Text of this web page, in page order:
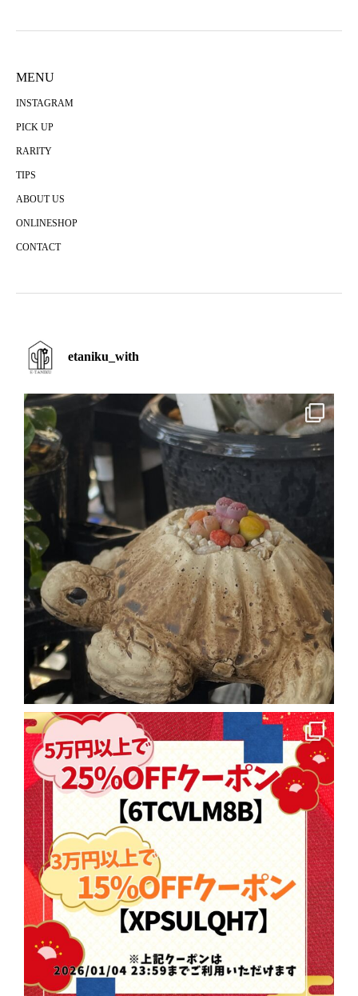
MENU
INSTAGRAM
PICK UP
RARITY
TIPS
ABOUT US
ONLINESHOP
CONTACT
etaniku_with